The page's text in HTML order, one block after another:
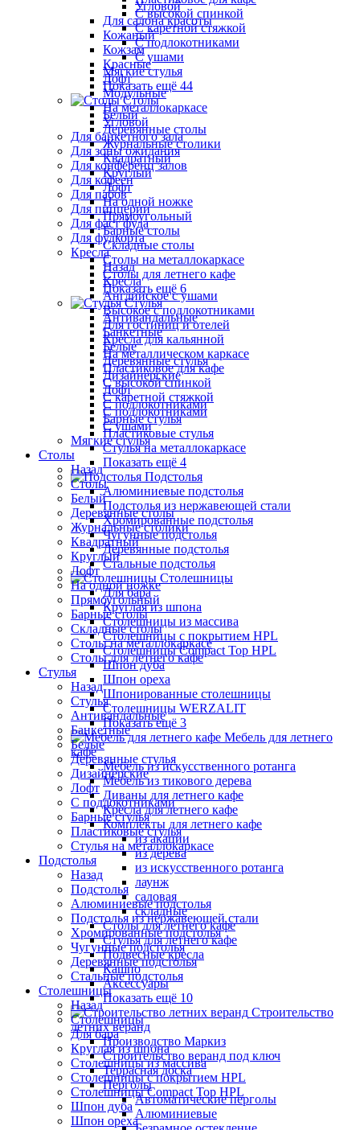
С высокой спинкой
С каретной стяжкой
С подлокотниками
С ушами
Мягкие стулья
Показать ещё 44
Столы
Белый
Деревянные столы
Журнальные столики
Квадратный
Круглый
Лофт
На одной ножке
Прямоугольный
Барные столы
Складные столы
Столы на металлокаркасе
Столы для летнего кафе
Показать ещё 6
Стулья
Антивандальные
Банкетные
Белые
Деревянные стулья
Дизайнерские
Лофт
С подлокотниками
Барные стулья
Пластиковые стулья
Стулья на металлокаркасе
Показать ещё 4
Подстолья
Алюминиевые подстолья
Подстолья из нержавеющей стали
Хромированные подстолья
Чугунные подстолья
Деревянные подстолья
Стальные подстолья
Столешницы
Для бара
Круглая из шпона
Столешницы из массива
Столешницы с покрытием HPL
Столешницы Сompact Top HPL
Шпон дуба
Шпон ореха
Шпонированные столешницы
Столешницы WERZALIT
Показать ещё 3
Мебель для летнего
кафе
Мебель из искусственного ротанга
Мебель из тикового дерева
Диваны для летнего кафе
Кресла для летнего кафе
Комплекты для летнего кафе
из акации
из дерева
из искусственного ротанга
лаунж
садовая
складные
Столы для летнего кафе
Стулья для летнего кафе
Подвесные кресла
Кашпо
Аксессуары
Показать ещё 10
Строительство
летних веранд
Производство Маркиз
Строительство веранд под ключ
Террасная доска
Перголы
Автоматические перголы
Алюминиевые
Угловой
Для салона красоты
Кожаный
Кожзам
Красные
Лофт
Модульные
На металлокаркасе
Угловой
Для банкетного зала
Для зоны ожидания
Для конференц залов
Для кофеен
Для пабов
Для пиццерии
Для фаст фуда
Для фудкорта
Кресла
Назад
Кресла
Английское с ушами
Высокое с подлокотниками
Для гостиниц и отелей
Кресла для кальянной
На металлическом каркасе
Пластиковое для кафе
С высокой спинкой
С каретной стяжкой
С подлокотниками
С ушами
Мягкие стулья
Столы
Назад
Столы
Белый
Деревянные столы
Журнальные столики
Квадратный
Круглый
Лофт
На одной ножке
Прямоугольный
Барные столы
Складные столы
Столы на металлокаркасе
Столы для летнего кафе
Стулья
Назад
Стулья
Антивандальные
Банкетные
Белые
Деревянные стулья
Дизайнерские
Лофт
С подлокотниками
Барные стулья
Пластиковые стулья
Стулья на металлокаркасе
Подстолья
Назад
Подстолья
Алюминиевые подстолья
Подстолья из нержавеющей стали
Хромированные подстолья
Чугунные подстолья
Деревянные подстолья
Стальные подстолья
Столешницы
Назад
Столешницы
Для бара
Круглая из шпона
Столешницы из массива
Столешницы с покрытием HPL
Столешницы Сompact Top HPL
Шпон дуба
Шпон ореха